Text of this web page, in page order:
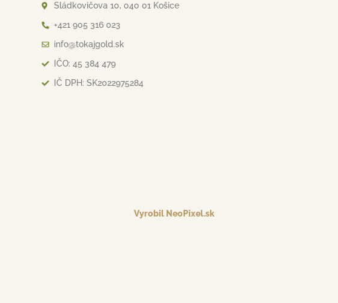
Sládkovičova 10, 040 01 Košice
+421 905 316 023
info@tokajgold.sk
IČO: 45 384 479
IČ DPH: SK2022975284
Vyrobil NeoPixel.sk